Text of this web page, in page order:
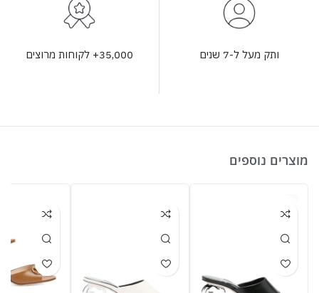
ותק מעל ל-7 שנים 35,000+ לקוחות מרוצים
מוצרים נוספים